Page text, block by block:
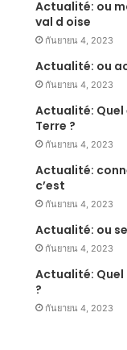
Actualité: ou
val d oise
กันยายน 4, 2023
Actualité: ou
กันยายน 4, 2023
Actualité:
Terre ?
กันยายน 4, 2023
Actualité:
c’est
กันยายน 4, 2023
Actualité: ou
กันยายน 4, 2023
Actualité: Quel
?
กันยายน 4, 2023